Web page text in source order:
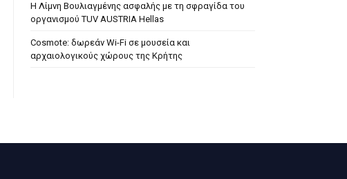
H Λίμνη Βουλιαγμένης ασφαλής με τη σφραγίδα του
οργανισμού TUV AUSTRIA Hellas
Cosmote: δωρεάν Wi-Fi σε μουσεία και
αρχαιολογικούς χώρους της Κρήτης